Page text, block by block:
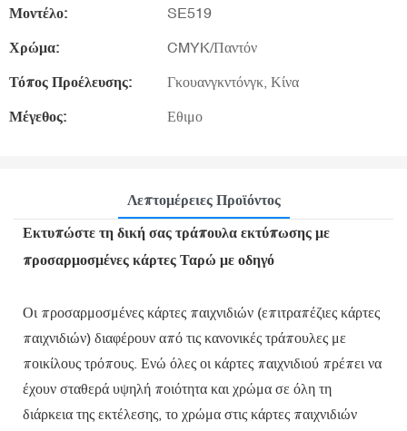
Μοντέλο: SE519
Χρώμα: CMYK/Παντόν
Τόπος Προέλευσης: Γκουανγκντόνγκ, Κίνα
Μέγεθος: Εθιμο
Λεπτομέρειες Προϊόντος
Εκτυπώστε τη δική σας τράπουλα εκτύπωσης με
προσαρμοσμένες κάρτες Ταρώ με οδηγό
Οι προσαρμοσμένες κάρτες παιχνιδιών (επιτραπέζιες κάρτες
παιχνιδιών) διαφέρουν από τις κανονικές τράπουλες με
ποικίλους τρόπους. Ενώ όλες οι κάρτες παιχνιδιού πρέπει να
έχουν σταθερά υψηλή ποιότητα και χρώμα σε όλη τη
διάρκεια της εκτέλεσης, το χρώμα στις κάρτες παιχνιδιών